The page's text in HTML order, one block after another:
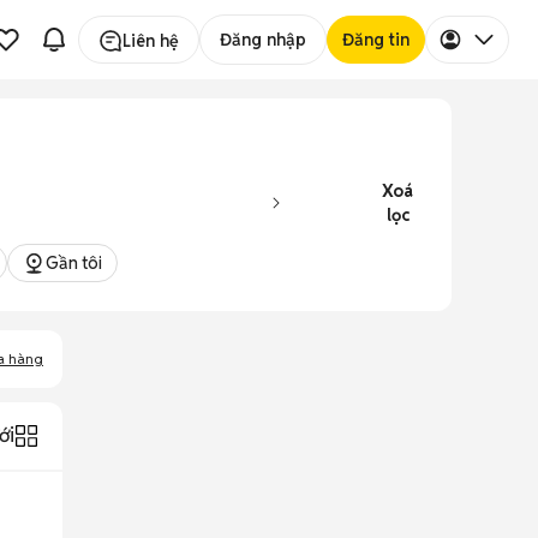
Liên hệ Đăng nhập Đăng tin
Xoá
lọc
Gần tôi
hàng